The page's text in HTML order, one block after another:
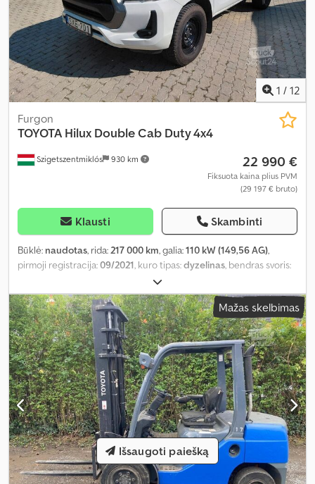
1 / 12
Szigetszentmiklós 930 km
Furgon
TOYOTA Hilux Double Cab Duty 4x4
22 990 €
Fiksuota kaina plius PVM
(29 197 € bruto)
Klausti Skambinti
Būklė: naudotas, rida: 217 000 km, galia:110 kW (149,56 AG),
pirmoji registracija:09/2021 , kuro tipas:dyzelinas , bendras svoris:
09/2027
mechaninis, emisijos klasė:Euro 6, sėdimų vietų skaičius:5,
Gamybos metai:2021, Įranga:ABS, centrinis užraktas, elektroninė
stabilumo programa (ESP), oro kondicionavimas, suodžių filtras,
visų varančiųjų ratų pavara,
Mažas skelbimas
Išsaugoti paiešką